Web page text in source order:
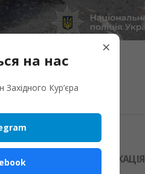
НАСТУПНА ПУБЛІКАЦІЯ
×
на нас
Західного Кур’єра